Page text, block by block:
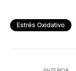
Estrés Oxidativo